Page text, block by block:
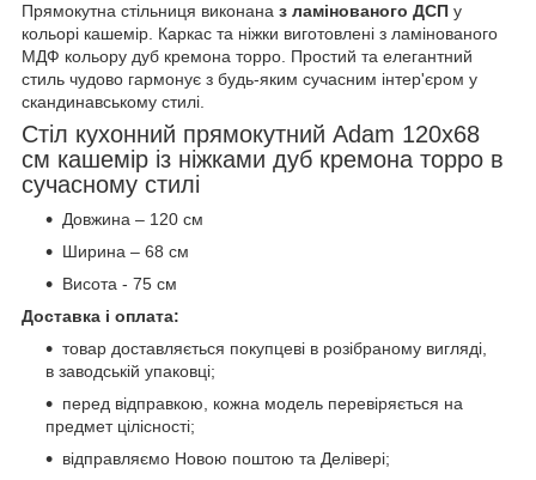
Прямокутна стільниця виконана з ламінованого ДСП у
кольорі кашемір. Каркас та ніжки виготовлені з ламінованого
МДФ кольору дуб кремона торро. Простий та елегантний
стиль чудово гармонує з будь-яким сучасним інтер'єром у
скандинавському стилі.
Стіл кухонний прямокутний Adam 120х68
см кашемір із ніжками дуб кремона торро в
сучасному стилі
Довжина – 120 см
Ширина – 68 см
Висота - 75 см
Доставка і оплата:
товар доставляється покупцеві в розібраному вигляді,
в заводській упаковці;
перед відправкою, кожна модель перевіряється на
предмет цілісності;
відправляємо Новою поштою та Делівері;